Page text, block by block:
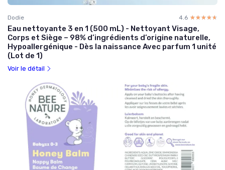
Dodie 4.6 ☆☆☆☆☆
★★★★★
Eau nettoyante 3 en 1 (500 mL) - Nettoyant Visage,
Corps et Siège – 98% d’ingrédients d’origine naturelle,
Hypoallergénique - Dès la naissance Avec parfum 1 unité
(Lot de 1)
Voir le détail